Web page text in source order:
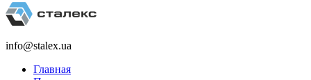
info@stalex.ua
Главная